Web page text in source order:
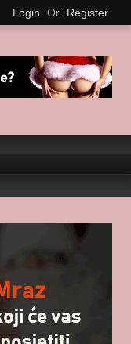
Login Or Register